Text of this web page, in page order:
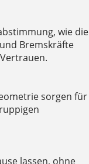
wie die
Bremskräfte
sorgen für
lassen, ohne